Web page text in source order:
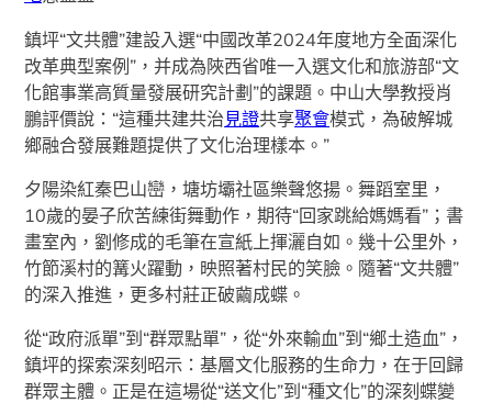
鎮坪“文共體”建設入選“中國改革2024年度地方全面深化
改革典型案例”，并成為陜西省唯一入選文化和旅游部“文
化館事業高質量發展研究計劃”的課題。中山大學教授肖
鵬評價說：“這種共建共治 見證共享聚會模式，為破解城
鄉融合發展難題提供了文化治理樣本。”
夕陽染紅秦巴山巒，塘坊壩社區樂聲悠揚。舞蹈室里，
10歲的晏子欣苦練街舞動作，期待“回家跳給媽媽看”；書
畫室內，劉修成的毛筆在宣紙上揮灑自如。幾十公里外，
竹節溪村的篝火躍動，映照著村民的笑臉。隨著“文共體”
的深入推進，更多村莊正破繭成蝶。
從“政府派單”到“群眾點單”，從“外來輸血”到“鄉土造血”，
鎮坪的探索深刻昭示：基層文化服務的生命力，在于回歸
群眾主體。正是在這場從“送文化”到“種文化”的深刻蝶變